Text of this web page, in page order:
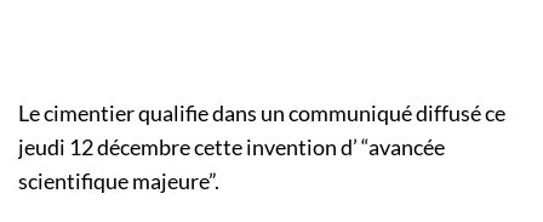
Le cimentier qualifie dans un communiqué diffusé ce
jeudi 12 décembre cette invention d’ “avancée
scientifique majeure”.